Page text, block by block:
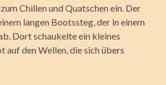
Chillen und Quatschen ein. Der
langen Bootssteg, der in einem
Dort schaukelte ein kleines
auf den Wellen, die sich übers